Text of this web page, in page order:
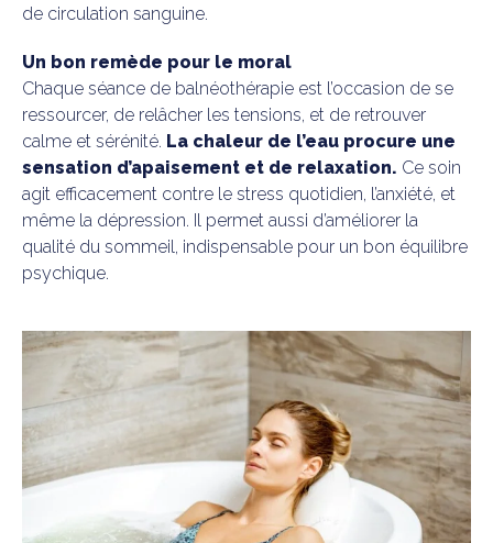
de circulation sanguine.
Un bon remède pour le moral
Chaque séance de balnéothérapie est l’occasion de se
ressourcer, de relâcher les tensions, et de retrouver
calme et sérénité. La chaleur de l’eau procure une
sensation d’apaisement et de relaxation. Ce soin
agit efficacement contre le stress quotidien, l’anxiété, et
même la dépression. Il permet aussi d’améliorer la
qualité du sommeil, indispensable pour un bon équilibre
psychique.